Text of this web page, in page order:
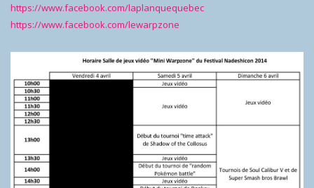
https://www.facebook.com/laplanquequebec
https://www.facebook.com/lewarpzone